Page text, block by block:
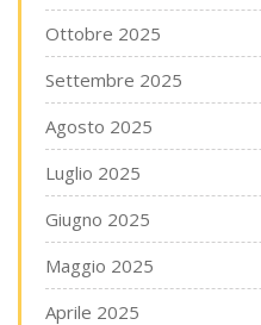
Ottobre 2025
Settembre 2025
Agosto 2025
Luglio 2025
Giugno 2025
Maggio 2025
Aprile 2025